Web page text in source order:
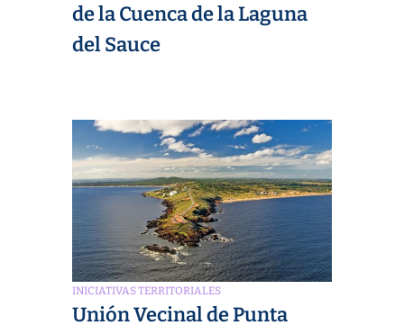
de la Cuenca de la Laguna
del Sauce
INICIATIVAS TERRITORIALES
Unión Vecinal de Punta